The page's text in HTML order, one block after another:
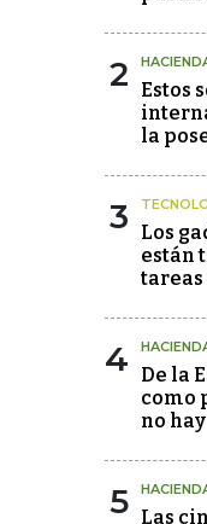
2
Estos
la
3
Los
están
4
De la
como
no
5 Las